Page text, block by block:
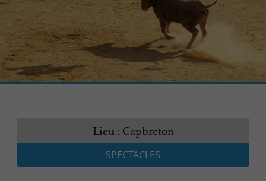
Lieu : Capbreton
SPECTACLES